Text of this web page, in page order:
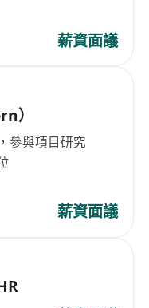
薪資面議
）
參與項目研究
薪資面議
HR